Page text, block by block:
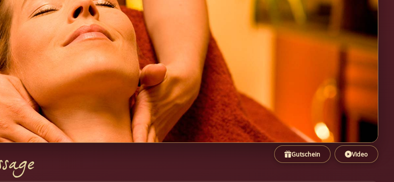
Video
Gutschein